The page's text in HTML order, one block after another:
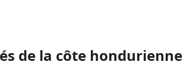
de la côte hondurienne